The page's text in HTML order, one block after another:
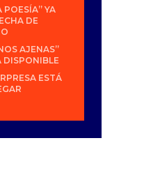
POESÍA” YA
DE
AJENAS”
DISPONIBLE
ESTÁ